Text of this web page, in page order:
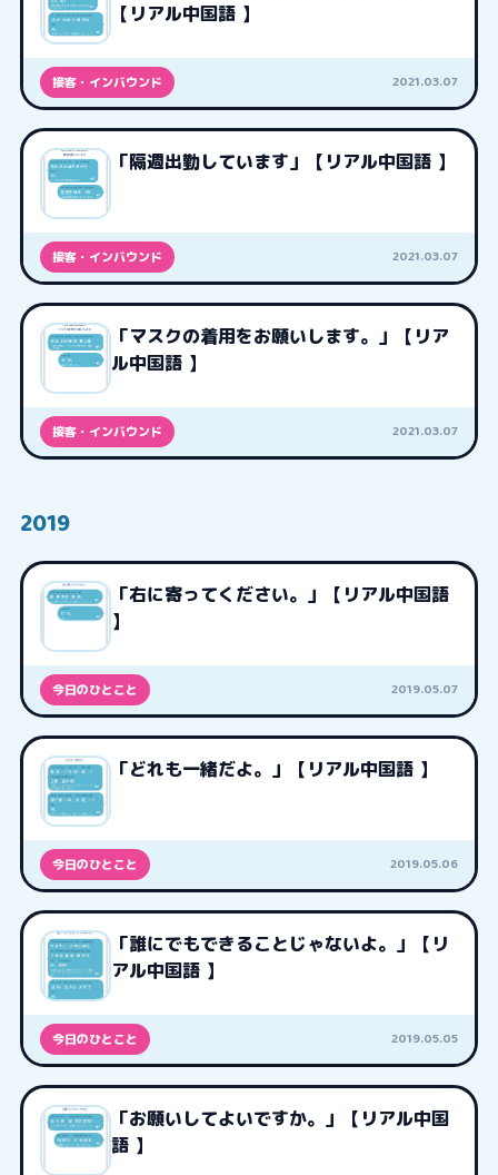
【リアル中国語 】
接客・インバウンド 2021.03.07
「隔週出勤しています」【リアル中国語 】
接客・インバウンド 2021.03.07
「マスクの着用をお願いします。」【リア
ル中国語 】
接客・インバウンド 2021.03.07
2019
「右に寄ってください。」【リアル中国語
】
今日のひとこと 2019.05.07
「どれも一緒だよ。」【リアル中国語 】
今日のひとこと 2019.05.06
「誰にでもできることじゃないよ。」【リ
アル中国語 】
今日のひとこと 2019.05.05
「お願いしてよいですか。」【リアル中国
語 】